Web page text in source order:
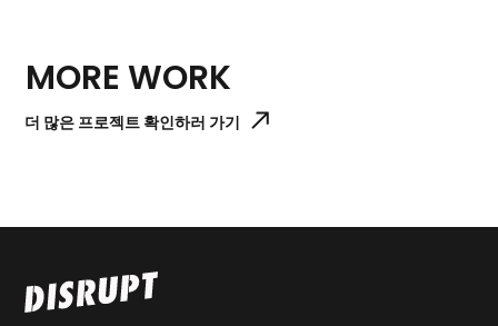
MORE WORK
더 많은 프로젝트 확인하러 가기